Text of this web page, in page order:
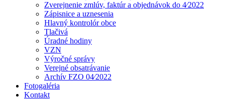
Zverejnenie zmlúv, faktúr a objednávok do 4⁄2022
Zápisnice a uznesenia
Hlavný kontrolór obce
Tlačivá
Úradné hodiny
VZN
Výročné správy
Verejné obsatrávanie
Archív FZO 04⁄2022
Fotogaléria
Kontakt